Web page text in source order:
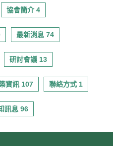
協會簡介 4
最新消息 74
研討會議 13
資訊 107 聯絡方式 1
訊息 96